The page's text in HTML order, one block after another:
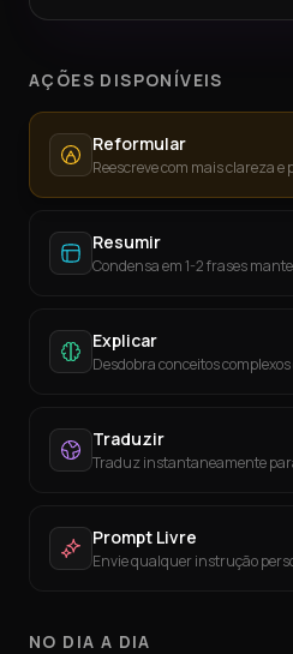
AÇÕES DISPONÍVEIS
Reformular
Reescreve com mais clareza
Resumir
Condensa em 1-2 frases
Explicar
Desdobra conceitos
Traduzir
Traduz instantaneamente
Prompt Livre
Envie qualquer instrução
NO DIA A DIA